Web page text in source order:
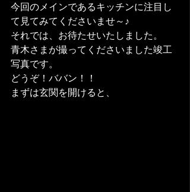
今回のメインであるキッチンに注目し
て見てみてくださいませ～♪
それでは、お待たせいたしました。
青木さまが撮ってくださいました竣工
写真です。
どうぞ！ババン！！
まずは玄関を開けると、